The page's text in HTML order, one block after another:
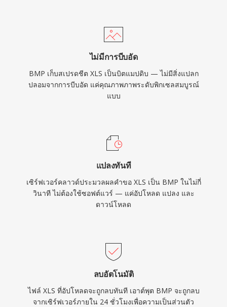
ไม่มีการบีบอัด
BMP เก็บสเปรดชีต XLS เป็นบิตแมปดิบ — ไม่มีสิ่งแปลก
ปลอมจากการบีบอัด แค่คุณภาพภาพระดับพิกเซลสมบูรณ์
แบบ
แปลงทันที
เซิร์ฟเวอร์คลาวด์ประมวลผลคำขอ XLS เป็น BMP ในไม่กี่
วินาที ไม่ต้องใช้ซอฟต์แวร์ — แค่อัปโหลด แปลง และ
ดาวน์โหลด
ลบอัตโนมัติ
ไฟล์ XLS ที่อัปโหลดจะถูกลบทันที เอาต์พุต BMP จะถูกลบ
จากเซิร์ฟเวอร์ภายใน 24 ชั่วโมงเพื่อความเป็นส่วนตัว